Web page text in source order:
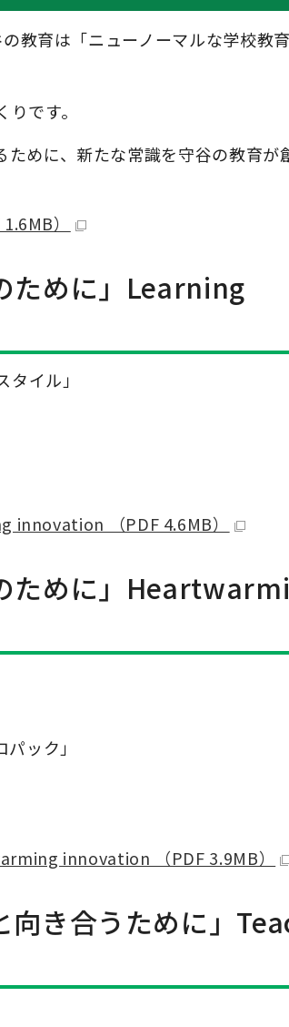
教育は「ニューノーマルな学校教
です。
めに、新たな常識を守谷の教育が
）
めに」 Learning
イル」
innovation （PDF 4.6MB）
めに」
ック」
innovation （PDF 3.9MB）
き合うために」